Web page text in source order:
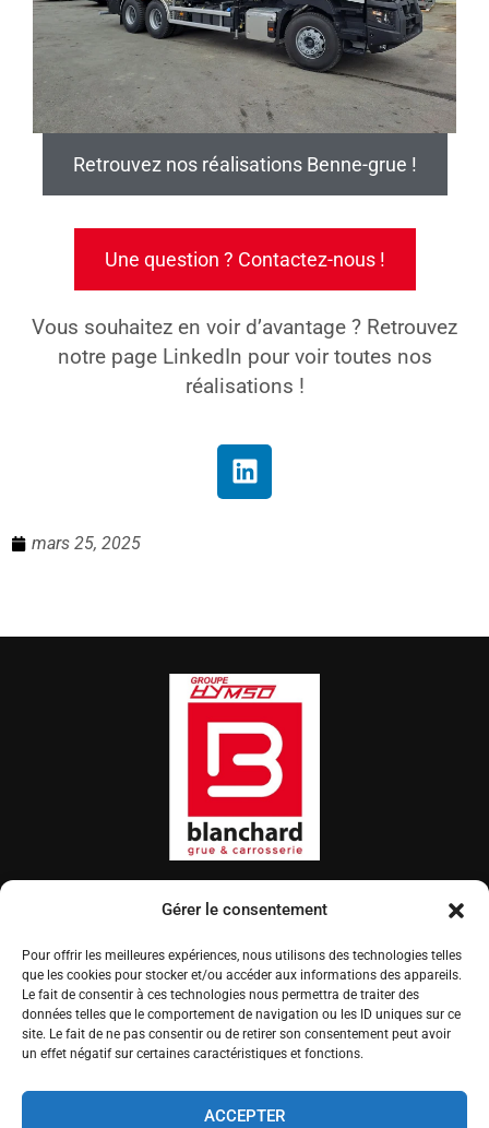
Gérer le consentement
Pour offrir les meilleures expériences, nous utilisons des technologies telles
que les cookies pour stocker et/ou accéder aux informations des appareils.
Le fait de consentir à ces technologies nous permettra de traiter des
données telles que le comportement de navigation ou les ID uniques sur ce
site. Le fait de ne pas consentir ou de retirer son consentement peut avoir
un effet négatif sur certaines caractéristiques et fonctions.
ACCEPTER
Retrouvez nos réalisations Benne-grue !
Une question ? Contactez-nous !
Vous souhaitez en voir d’avantage ? Retrouvez
notre page LinkedIn pour voir toutes nos
réalisations !
mars 25, 2025
BLANCHARD NANTES
(+33)2 40 30 12 62
Lundi - Jeudi: 07:30–12:00, 13:30–17:00
Vendredi: 07:30–12:00, 13:30–16:00
BLANCHARD CHANGÉ
4 allée Perquoi, Za Ravalières - 72560 Changé